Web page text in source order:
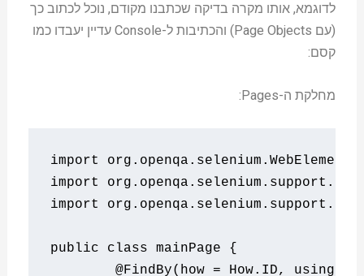
לדוגמא, אותו מקרה בדיקה שכתבנו מקודם, נוכל לכתוב כך
(עם Page Objects) והכתיבות ל-Console עדיין יעבדו כמו
קסם:
מחלקת ה-Pages:
import org . openqa . selenium . WebElement
import org . openqa . selenium . support .
import org . openqa . selenium . support .
public class mainPage {
@FindBy( how = How. ID, using